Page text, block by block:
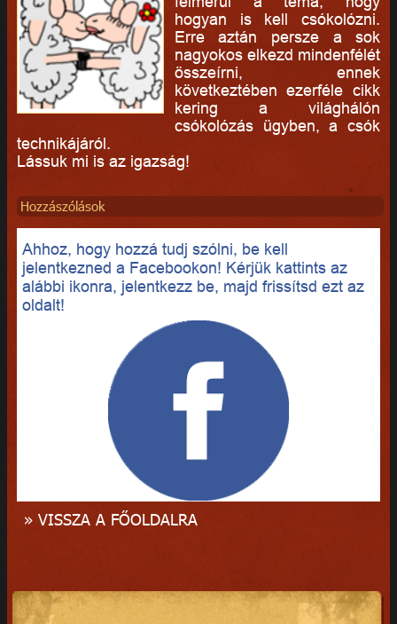
hogyan is kell csókolózni.
Erre aztán persze a sok
nagyokos elkezd mindenfélét
összeírni, ennek
következtében ezerféle cikk
kering a világhálón
csókolózás ügyben, a csók
technikájáról.
Lássuk mi is az igazság!
Hozzászólások
Ahhoz, hogy hozzá tudj szólni, be kell
jelentkezned a Facebookon! Kérjük kattints az
alábbi ikonra, jelentkezz be, majd frissítsd ezt az
oldalt!
» VISSZA A FŐOLDALRA